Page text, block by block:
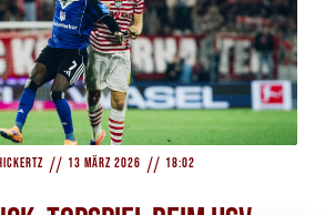
// 13 März 2026 // 18:02